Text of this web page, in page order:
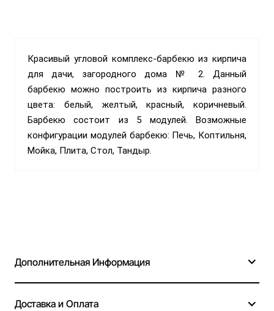
Красивый угловой комплекс-барбекю из кирпича
для дачи, загородного дома № 2. Данный
барбекю можно построить из кирпича разного
цвета: белый, желтый, красный, коричневый.
Барбекю состоит из 5 модулей. Возможные
конфигурации модулей барбекю: Печь, Коптильня,
Мойка, Плита, Стол, Тандыр.
Дополнительная Информация
Доставка и Оплата